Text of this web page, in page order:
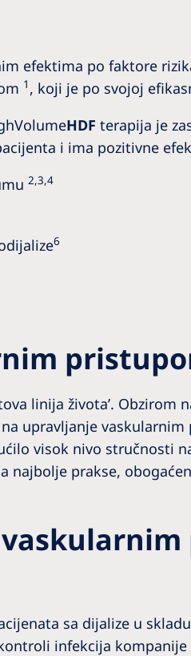
efektima po faktore
1 , koji je po svojoj
HDF terapija je
i ima pozitivne
2,3,4
6
linija života’. Obzirom
upravljanje
visok nivo stručnosti
najbolje prakse,
sa dijalize u
infekcija